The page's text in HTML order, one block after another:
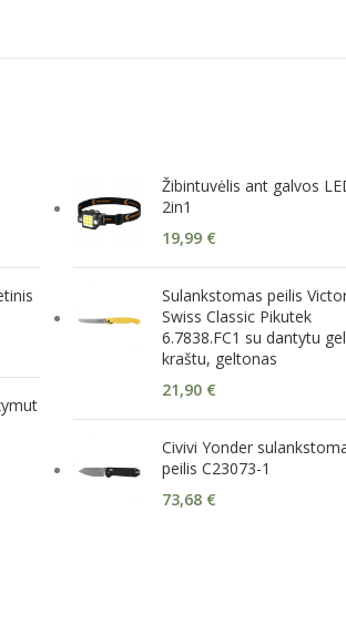
Žibintuvėlis ant galvos
2in1
19,99 €
Sulankstomas peilis
Swiss Classic Pikutek
6.7838.FC1 su dantytu
kraštu, geltonas
21,90 €
Civivi Yonder
peilis C23073-1
73,68 €